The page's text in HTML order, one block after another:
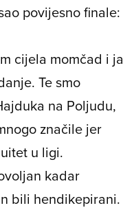
povijesno finale:
cijela momčad i ja
Te smo
na Poljudu,
značile jer
u ligi.
kadar
bili hendikepirani.